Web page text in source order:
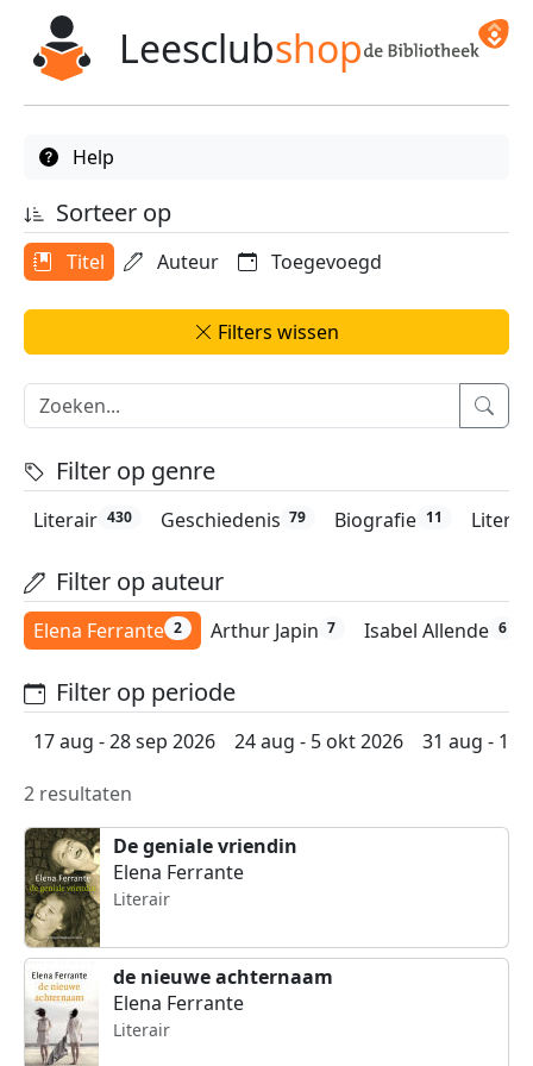
Leesclubshop
Help
Sorteer op
Titel Auteur Toegevoegd
Filters wissen
Filter op genre
Literair 430 Geschiedenis 79 Biografie 11
Filter op auteur
Arthur Japin 7 Isabel Allende 6
Elena Ferrante 2
Filter op periode
17 aug - 28 sep 2026 24 aug - 5 okt 2026
31 aug - 12
2 resultaten
De geniale vriendin
Elena Ferrante
Literair
de nieuwe achternaam
Elena Ferrante
Literair